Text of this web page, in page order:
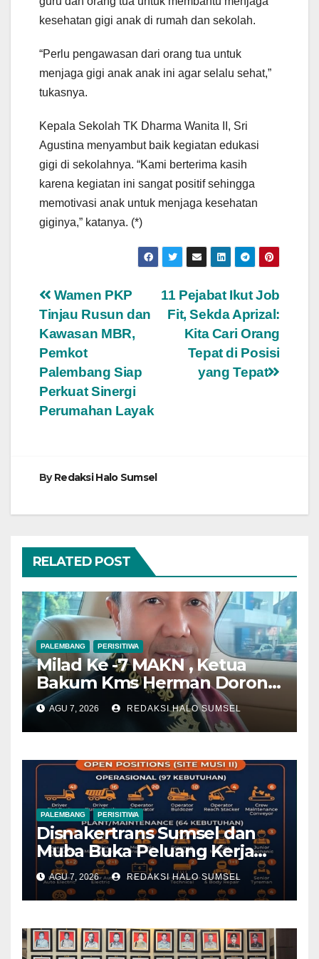
kesehatan gigi anak di rumah dan sekolah.
“Perlu pengawasan dari orang tua untuk
menjaga gigi anak anak ini agar selalu sehat,”
tukasnya.
Kepala Sekolah TK Dharma Wanita II, Sri
Agustina menyambut baik kegiatan edukasi
gigi di sekolahnya. “Kami berterima kasih
karena kegiatan ini sangat positif sehingga
memotivasi anak untuk menjaga kesehatan
giginya,” katanya. (*)
Navigasi
pos
11 Pejabat Ikut Job
Fit, Sekda Aprizal:
Kita Cari Orang
Tepat di Posisi
yang Tepat
Wamen PKP
Tinjau Rusun dan
Kawasan MBR,
Pemkot
Palembang Siap
Perkuat Sinergi
Perumahan Layak
ByRedaksi Halo Sumsel
RELATED POST
PALEMBANG PERISITIWA
Milad Ke -7 MAKN , Ketua
Bakum Kms Herman Dorong
Penguatan Kedudukan
Hukum dan Verifikasi
Nasional Kerajaan Adat
AGU 7, 2026 REDAKSI HALO SUMSEL
PALEMBANG PERISITIWA
Disnakertrans Sumsel dan
Muba Buka Peluang Kerja
Melalui Walk-In Interview PT
RMK Energi Tbk
AGU 7, 2026 REDAKSI HALO SUMSEL